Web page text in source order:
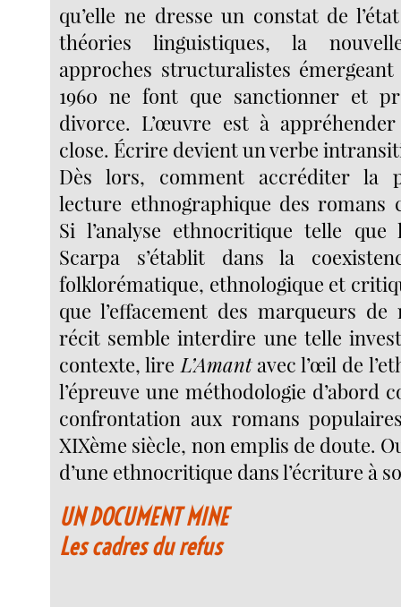
qu’elle ne dresse un constat de
théories linguistiques, la
approches structuralistes émergeant
1960 ne font que sanctionner et
divorce. L’œuvre est à
close. Écrire devient un verbe
Dès lors, comment accréditer la
lecture ethnographique des romans
Si l’analyse ethnocritique telle
Scarpa s’établit dans la
folklorématique, ethnologique et
que l’effacement des marqueurs
récit semble interdire une telle
contexte, lire L’Amantavec l’œil de
l’épreuve une méthodologie d’abord
confrontation aux romans
XIXème siècle, non emplis de doute.
d’une ethnocritique dans l’écriture à
UN DOCUMENT MINE
Les cadres du refus